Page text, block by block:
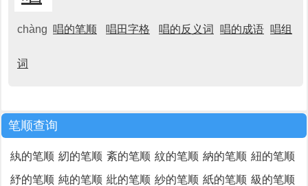
chàng 唱的笔顺 唱田字格 唱的反义词 唱的成语 唱组
词
笔顺查询
紈的笔顺 紉的笔顺 紊的笔顺 紋的笔顺 納的笔顺 紐的笔顺
紓的笔顺 純的笔顺 紕的笔顺 紗的笔顺 紙的笔顺 級的笔顺